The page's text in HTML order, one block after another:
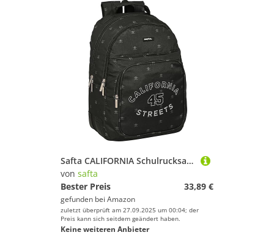
Safta CALIFORNIA Schulrucksack für Kinder, ideal für Kinder unterschiedlichen Alters, bequem und vielseitig, Qualität und Widerstandsfähigkeit, 32 x 15 x 42 cm, Schwarz, Schwarz, Estándar, Casual
von safta
Bester Preis
33,89 €
gefunden bei Amazon
zuletzt überprüft am 27.09.2025 um 00:04; der
Preis kann sich seitdem geändert haben.
Keine weiteren Anbieter